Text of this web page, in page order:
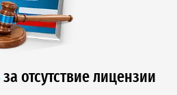
за отсутствие лицензии